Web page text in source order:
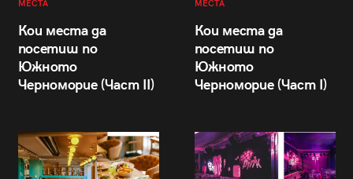
МЕСТА
Кои места да
посетиш по
Южното
Черноморие (Част II)
МЕСТА
Кои места да
посетиш по
Южното
Черноморие (Част I)